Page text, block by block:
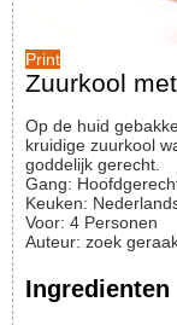
Print
Zuurkool
Op de huid gebakken kabeljauwfilet op zacht gesmoorde,
kruidige zuurkool
goddelijk gerecht.
Gang:
Keuken:
Voor: 4 Personen
Auteur: zoek
Ingredienten